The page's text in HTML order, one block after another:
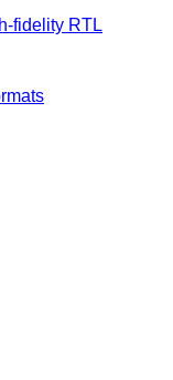
fidelity RTL